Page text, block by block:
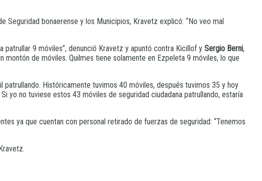
bonaerense y los Municipios, Kravetz explicó: “No veo mal
patrullar 9 móviles”, denunció Kravetz y apuntó contra Kicillof y Sergio Berni,
de móviles. Quilmes tiene solamente en Ezpeleta 9 móviles, lo que
patrullando. Históricamente tuvimos 40 móviles, después tuvimos 35 y hoy
yo no tuviese estos 43 móviles de seguridad ciudadana patrullando, estaría
ya que cuentan con personal retirado de fuerzas de seguridad: “Tenemos